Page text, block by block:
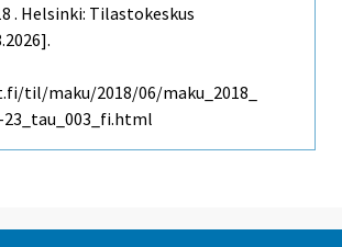
. Helsinki: Tilastokeskus
til/maku/2018/06/maku_2018_
23_tau_003_fi.html